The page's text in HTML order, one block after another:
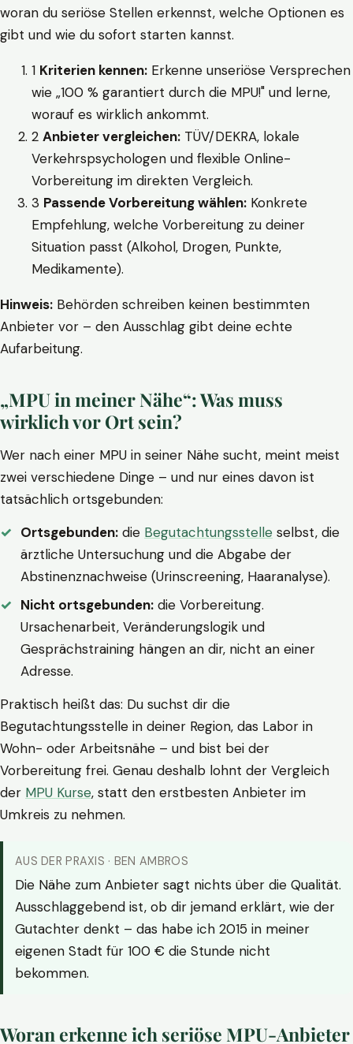
woran du seriöse Stellen erkennst, welche Optionen es
gibt und wie du sofort starten kannst.
1 Kriterien kennen: Erkenne unseriöse Versprechen
wie „100 % garantiert durch die MPU!" und lerne,
worauf es wirklich ankommt.
2 Anbieter vergleichen: TÜV/DEKRA, lokale
Verkehrspsychologen und flexible Online-
Vorbereitung im direkten Vergleich.
3 Passende Vorbereitung wählen: Konkrete
Empfehlung, welche Vorbereitung zu deiner
Situation passt (Alkohol, Drogen, Punkte,
Medikamente).
Hinweis: Behörden schreiben keinen bestimmten
Anbieter vor – den Ausschlag gibt deine echte
Aufarbeitung.
„MPU in meiner Nähe“: Was muss
wirklich vor Ort sein?
Wer nach einer MPU in seiner Nähe sucht, meint meist
zwei verschiedene Dinge – und nur eines davon ist
tatsächlich ortsgebunden:
Ortsgebunden: die Begutachtungsstelle selbst, die
ärztliche Untersuchung und die Abgabe der
Abstinenznachweise (Urinscreening, Haaranalyse).
Nicht ortsgebunden: die Vorbereitung.
Ursachenarbeit, Veränderungslogik und
Gesprächstraining hängen an dir, nicht an einer
Adresse.
Praktisch heißt das: Du suchst dir die
Begutachtungsstelle in deiner Region, das Labor in
Wohn- oder Arbeitsnähe – und bist bei der
Vorbereitung frei. Genau deshalb lohnt der Vergleich
der MPU Kurse, statt den erstbesten Anbieter im
Umkreis zu nehmen.
AUS DER PRAXIS · BEN AMBROS
Die Nähe zum Anbieter sagt nichts über die Qualität.
Ausschlaggebend ist, ob dir jemand erklärt, wie der
Gutachter denkt – das habe ich 2015 in meiner
eigenen Stadt für 100 € die Stunde nicht
bekommen.
Woran erkenne ich seriöse MPU-Anbieter